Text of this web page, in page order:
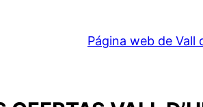
Página web de Vall